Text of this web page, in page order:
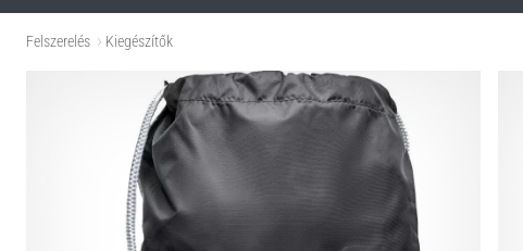
Felszerelés Kiegészítők